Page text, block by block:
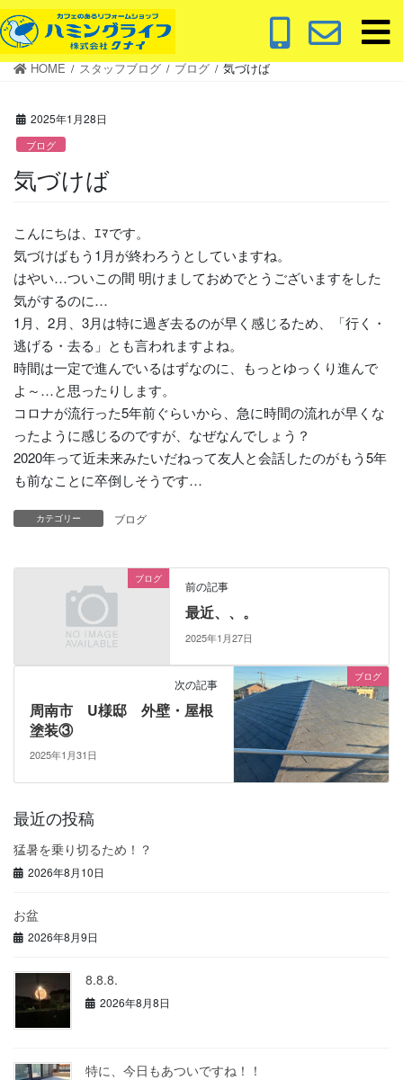
コ
ン
テ
ナ
ビ
ゲ
HOME スタッフブログ ブログ 気づけば
2025年1月28日
ブログ
気づけば
こんにちは、ｴﾏです。
気づけばもう1月が終わろうとしていますね。
はやい…ついこの間 明けましておめでとうございますをした
気がするのに…
1月、2月、3月は特に過ぎ去るのが早く感じるため、「行く・
逃げる・去る」とも言われますよね。
時間は一定で進んでいるはずなのに、もっとゆっくり進んで
よ～…と思ったりします。
コロナが流行った5年前ぐらいから、急に時間の流れが早くな
ったように感じるのですが、なぜなんでしょう？
2020年って近未来みたいだねって友人と会話したのがもう5年
も前なことに卒倒しそうです…
カテゴリー ブログ
ブログ 前の記事
最近、、。
2025年1月27日
ブログ
次の記事
周南市 U様邸 外壁・屋根
塗装③
2025年1月31日
最近の投稿
猛暑を乗り切るため！？
2026年8月10日
お盆
2026年8月9日
8.8.8.
2026年8月8日
特に、今日もあついですね！！